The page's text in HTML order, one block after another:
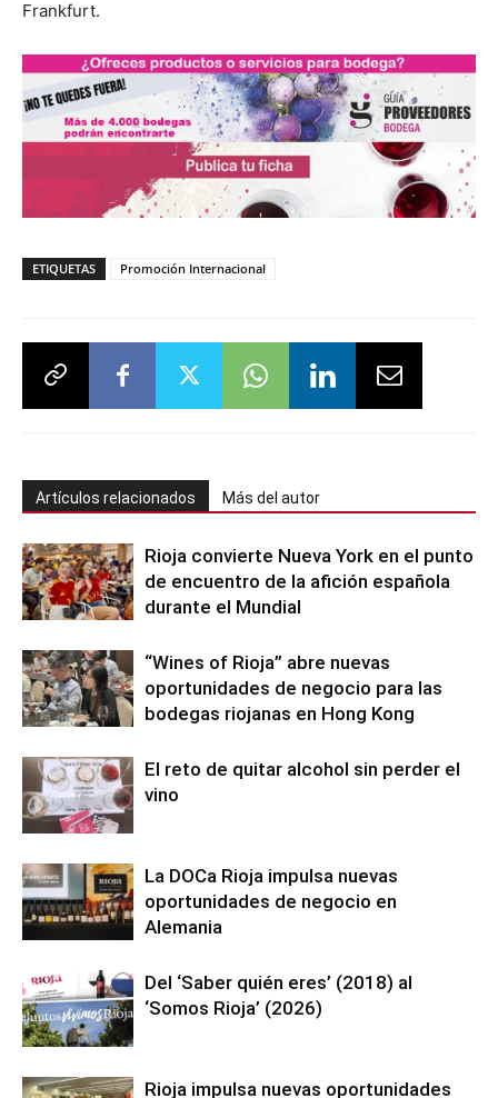
Frankfurt.
ETIQUETAS Promoción Internacional
Artículos relacionados Más del autor
Rioja convierte Nueva York en el punto
de encuentro de la afición española
durante el Mundial
“Wines of Rioja” abre nuevas
oportunidades de negocio para las
bodegas riojanas en Hong Kong
El reto de quitar alcohol sin perder el
vino
La DOCa Rioja impulsa nuevas
oportunidades de negocio en
Alemania
Del ‘Saber quién eres’ (2018) al
‘Somos Rioja’ (2026)
Rioja impulsa nuevas oportunidades